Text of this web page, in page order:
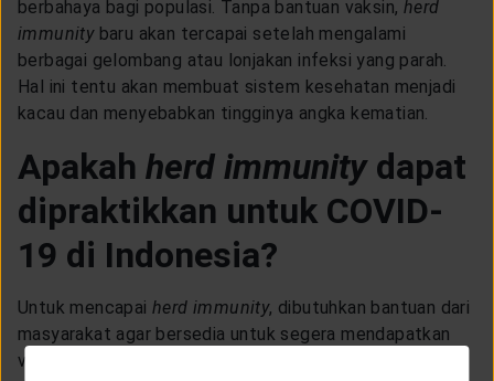
berbahaya bagi populasi. Tanpa bantuan vaksin, herd
immunity baru akan tercapai setelah mengalami
berbagai gelombang atau lonjakan infeksi yang parah.
Hal ini tentu akan membuat sistem kesehatan menjadi
kacau dan menyebabkan tingginya angka kematian.
Apakah herd immunitydapat
dipraktikkan untuk COVID-
19 di Indonesia?
Untuk mencapai herd immunity, dibutuhkan bantuan dari
masyarakat agar bersedia untuk segera mendapatkan
vaksinasi. Selain itu, masyarakat diharapkan dapat